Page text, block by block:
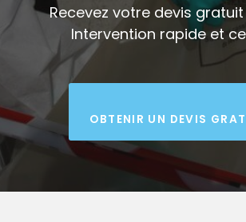
Recevez votre devis
Intervention rapide et
OBTENIR UN DEVIS